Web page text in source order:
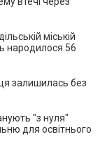
міській
народилося 56
залишилась без
"з нуля"
для освітнього